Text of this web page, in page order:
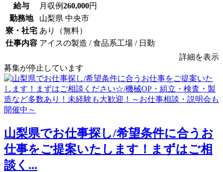
給与 月収例260,000円
勤務地
山梨県 中央市
寮・社宅 あり（無料）
仕事内容 アイスの製造 / 食品系工場 / 日勤
詳細を表示
募集が停止しています
山梨県でお仕事探し/希望条件に合うお
仕事をご提案いたします！まずはご相
談く...